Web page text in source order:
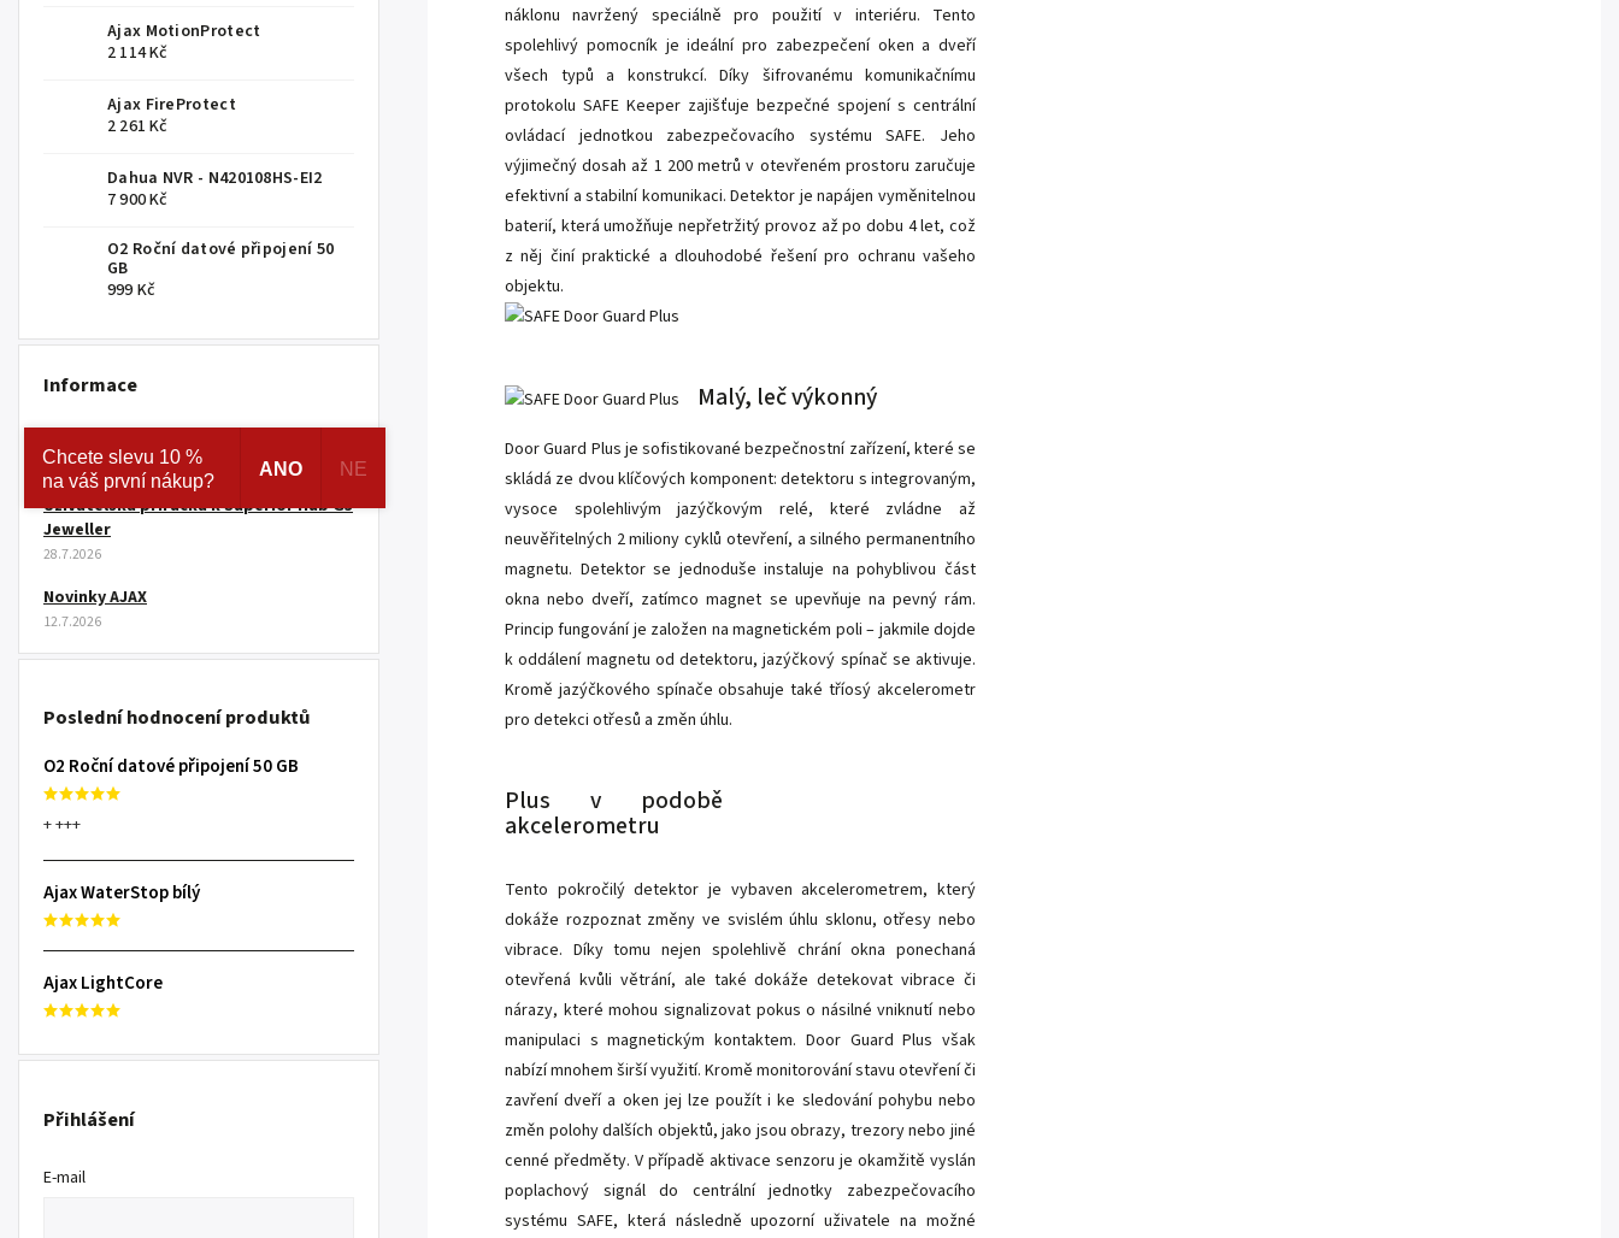
Ajax MotionProtect
2 114 Kč
Ajax FireProtect
2 261 Kč
Dahua NVR - N420108HS-EI2
7 900 Kč
O2 Roční datové připojení 50
GB
999 Kč
Informace
7.8.2026
Uživatelská příručka k Superior Hub G3
Jeweller
28.7.2026
Novinky AJAX
12.7.2026
Poslední hodnocení produktů
O2 Roční datové připojení 50 GB
+ +++
Ajax WaterStop bílý
Ajax LightCore
Přihlášení
E-mail
náklonu navržený speciálně pro použití v interiéru. Tento
spolehlivý pomocník je ideální pro zabezpečení oken a dveří
všech typů a konstrukcí. Díky šifrovanému komunikačnímu
protokolu SAFE Keeper zajišťuje bezpečné spojení s centrální
ovládací jednotkou zabezpečovacího systému SAFE. Jeho
výjimečný dosah až 1 200 metrů v otevřeném prostoru zaručuje
efektivní a stabilní komunikaci. Detektor je napájen vyměnitelnou
baterií, která umožňuje nepřetržitý provoz až po dobu 4 let, což
z něj činí praktické a dlouhodobé řešení pro ochranu vašeho
objektu.
Malý, leč výkonný
Door Guard Plus je sofistikované bezpečnostní zařízení, které se
skládá ze dvou klíčových komponent: detektoru s integrovaným,
vysoce spolehlivým jazýčkovým relé, které zvládne až
neuvěřitelných 2 miliony cyklů otevření, a silného permanentního
magnetu. Detektor se jednoduše instaluje na pohyblivou část
okna nebo dveří, zatímco magnet se upevňuje na pevný rám.
Princip fungování je založen na magnetickém poli – jakmile dojde
k oddálení magnetu od detektoru, jazýčkový spínač se aktivuje.
Kromě jazýčkového spínače obsahuje také tříosý akcelerometr
pro detekci otřesů a změn úhlu.
Plus v podobě
akcelerometru
Tento pokročilý detektor je vybaven akcelerometrem, který
dokáže rozpoznat změny ve svislém úhlu sklonu, otřesy nebo
vibrace. Díky tomu nejen spolehlivě chrání okna ponechaná
otevřená kvůli větrání, ale také dokáže detekovat vibrace či
nárazy, které mohou signalizovat pokus o násilné vniknutí nebo
manipulaci s magnetickým kontaktem. Door Guard Plus však
nabízí mnohem širší využití. Kromě monitorování stavu otevření či
zavření dveří a oken jej lze použít i ke sledování pohybu nebo
změn polohy dalších objektů, jako jsou obrazy, trezory nebo jiné
cenné předměty. V případě aktivace senzoru je okamžitě vyslán
poplachový signál do centrální jednotky zabezpečovacího
systému SAFE, která následně upozorní uživatele na možné
Chcete slevu 10 %
na váš první nákup?
ANO NE